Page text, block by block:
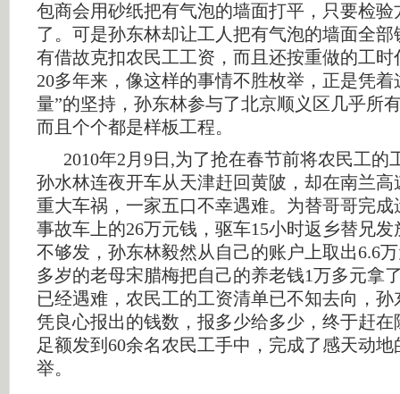
包商会用砂纸把有气泡的墙面打平，只要检
了。可是孙东林却让工人把有气泡的墙面全
有借故克扣农民工工资，而且还按重做的工
20多年来，像这样的事情不胜枚举，正是凭
量”的坚持，孙东林参与了北京顺义区几乎所
而且个个都是样板工程。
2010年2月9日,为了抢在春节前将农民工的
孙水林连夜开车从天津赶回黄陂，却在南兰
重大车祸，一家五口不幸遇难。为替哥哥完
事故车上的26万元钱，驱车15小时返乡替兄
不够发，孙东林毅然从自己的账户上取出6.6
多岁的老母宋腊梅把自己的养老钱1万多元拿
已经遇难，农民工的工资清单已不知去向，
凭良心报出的钱数，报多少给多少，终于赶在
足额发到60余名农民工手中，完成了感天动
举。